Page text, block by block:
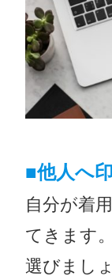
■他人へ
自分が着
てきます
選びまし